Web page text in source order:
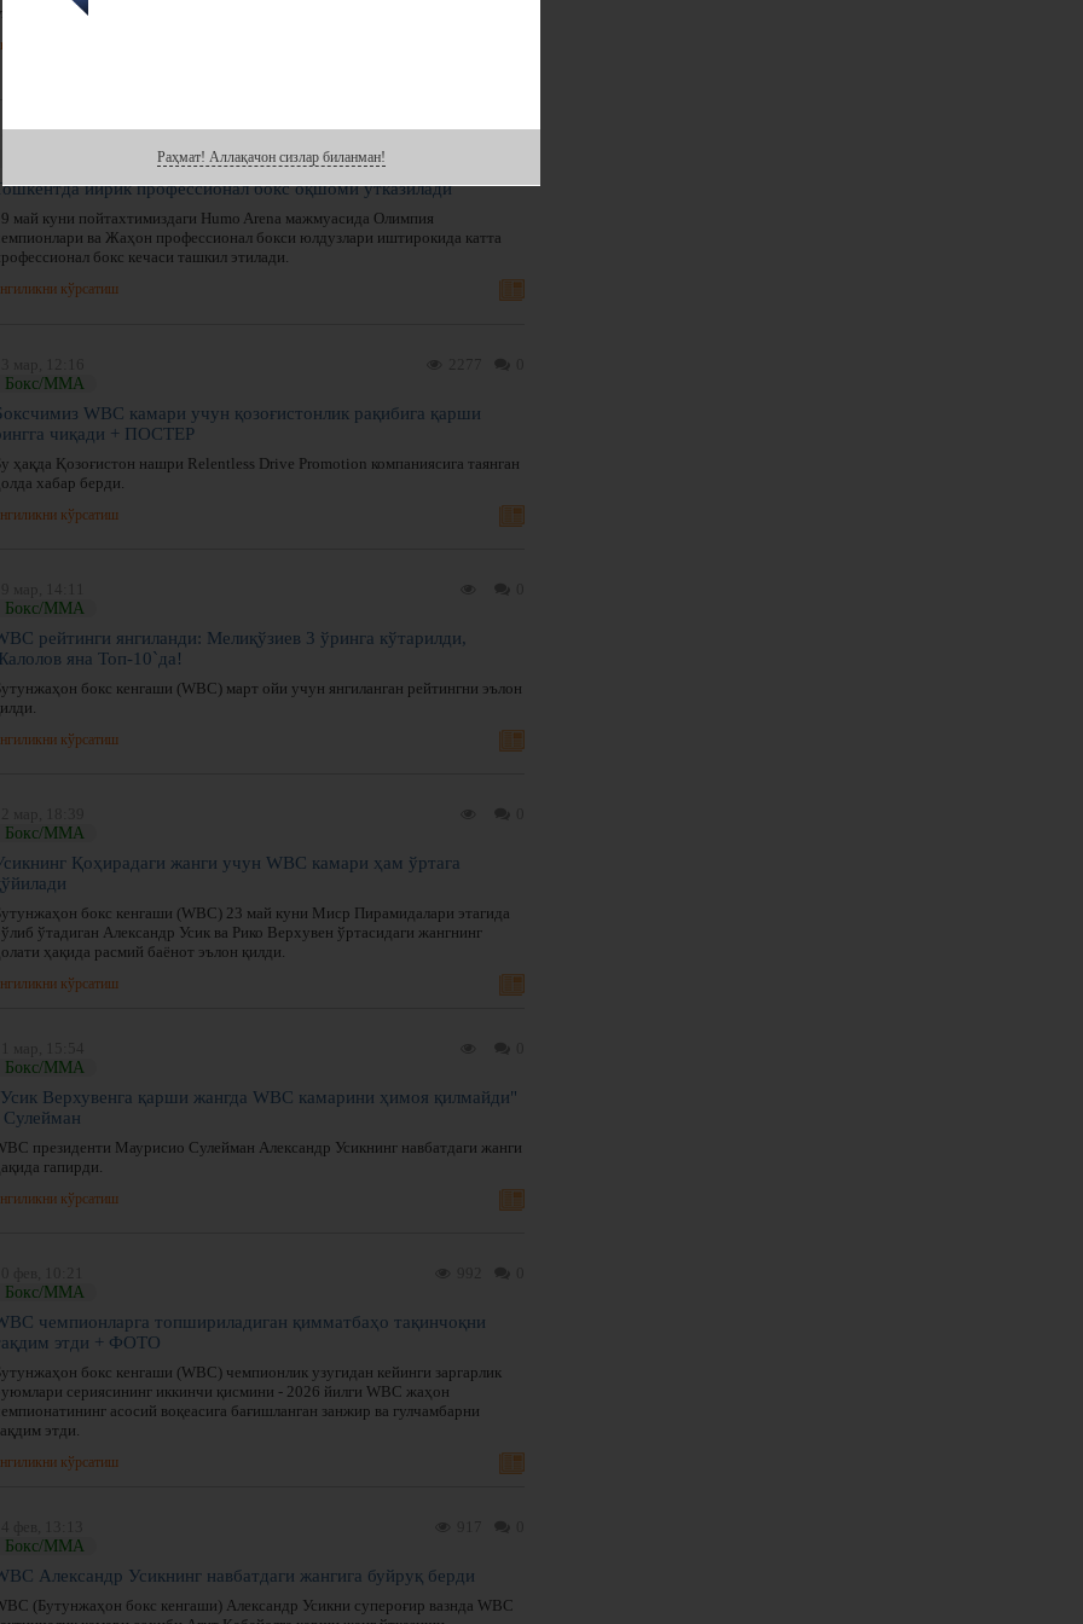
қилди.
кўрсатиш
йирик профессионал бокс оқшоми ўтказилади
май куни пойтахтимиздаги Humo Arena мажмуасида Олимпия
ва Жаҳон профессионал бокси юлдузлари иштирокида катта
бокс кечаси ташкил этилади.
кўрсатиш
Бокс/ММА
WBC камари учун қозоғистонлик рақибига қарши
чиқади + ПОСТЕР
ҳақда Қозоғистон нашри Relentless Drive Promotion компаниясига таянган
хабар берди.
кўрсатиш
Бокс/ММА
рейтинги янгиланди: Мелиқўзиев 3 ўринга кўтарилди,
яна Топ-10`да!
бокс кенгаши (WBC) март ойи учун янгиланган рейтингни эълон
кўрсатиш
Бокс/ММА
Қоҳирадаги жанги учун WBC камари ҳам ўртага
бокс кенгаши (WBC) 23 май куни Миср Пирамидалари этагида
ўтадиган Александр Усик ва Рико Верхувен ўртасидаги жангнинг
ҳақида расмий баёнот эълон қилди.
кўрсатиш
Бокс/ММА
Верхувенга қарши жангда WBC камарини ҳимоя қилмайди"
Сулейман
президенти Маурисио Сулейман Александр Усикнинг навбатдаги жанги
гапирди.
кўрсатиш
Бокс/ММА
чемпионларга топшириладиган қимматбаҳо тақинчоқни
этди + ФОТО
бокс кенгаши (WBC) чемпионлик узугидан кейинги заргарлик
сериясининг иккинчи қисмини - 2026 йилги WBC жаҳон
асосий воқеасига бағишланган занжир ва гулчамбарни
этди.
кўрсатиш
Бокс/ММА
Александр Усикнинг навбатдаги жангига буйруқ берди
(Бутунжаҳон бокс кенгаши) Александр Усикни супероғир вазнда WBC
Раҳмат! Аллақачон сизлар биланман!